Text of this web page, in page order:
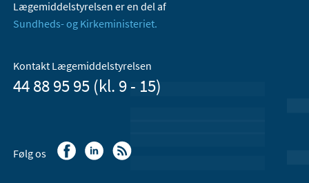
Lægemiddelstyrelsen er en del af
Sundheds- og Kirkeministeriet.
Kontakt Lægemiddelstyrelsen
44 88 95 95 (kl. 9 - 15)
Følg os